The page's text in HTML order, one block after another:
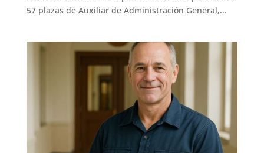
57 plazas de Auxiliar de Administración General,...